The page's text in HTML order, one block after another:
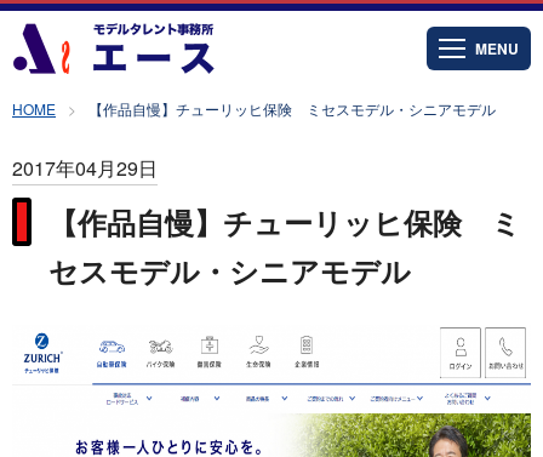
MENU
HOME 【作品自慢】チューリッヒ保険 ミセスモデル・シニアモデル
2017年04月29日
【作品自慢】チューリッヒ保険 ミ
セスモデル・シニアモデル